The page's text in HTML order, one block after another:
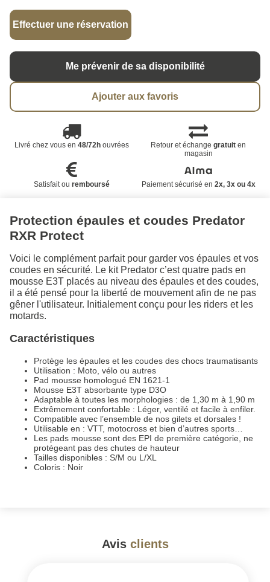
Effectuer une réservation
Me prévenir de sa disponibilité
Ajouter aux favoris
Livré chez vous en 48/72houvrées Retour et échangegratuit en
magasin
Satisfait ou remboursé Paiement sécurisé en 2x, 3x ou 4x
Protection épaules et coudes Predator
RXR Protect
Voici le complément parfait pour garder vos épaules et vos
coudes en sécurité. Le kit Predator c’est quatre pads en
mousse E3T placés au niveau des épaules et des coudes,
il a été pensé pour la liberté de mouvement afin de ne pas
gêner l'utilisateur. Initialement conçu pour les riders et les
motards.
Caractéristiques
Protège les épaules et les coudes des chocs traumatisants
Utilisation : Moto, vélo ou autres
Pad mousse homologué EN 1621-1
Mousse E3T absorbante type D3O
Adaptable à toutes les morphologies : de 1,30 m à 1,90 m
Extrêmement confortable : Léger, ventilé et facile à enfiler.
Compatible avec l’ensemble de nos gilets et dorsales !
Utilisable en : VTT, motocross et bien d’autres sports…
Les pads mousse sont des EPI de première catégorie, ne
protégeant pas des chutes de hauteur
Tailles disponibles : S/M ou L/XL
Coloris : Noir
Avis clients